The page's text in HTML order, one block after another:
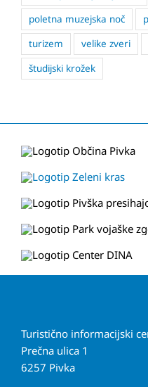
poletna muzejska noč
turizem
velike zveri
študijski krožek
Turistično informacijski
Prečna ulica 1
6257 Pivka